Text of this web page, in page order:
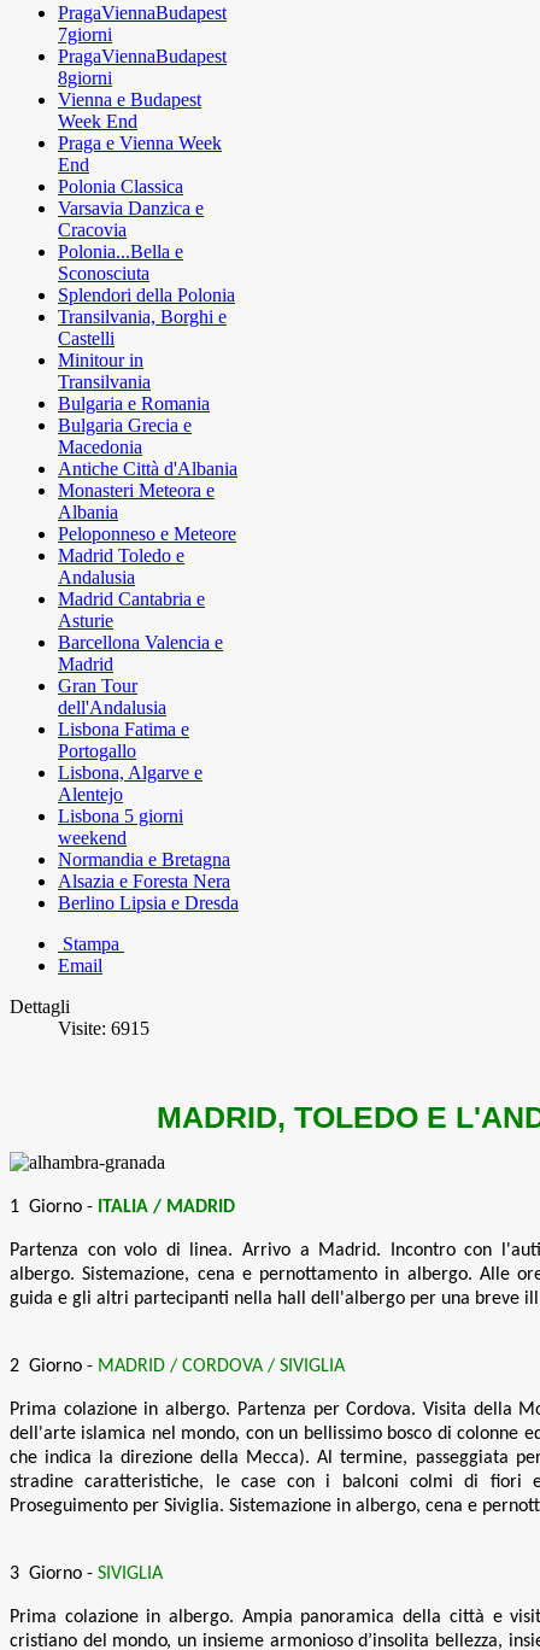
PragaViennaBudapest
7giorni
PragaViennaBudapest
8giorni
Vienna e Budapest
Week End
Praga e Vienna Week
End
Polonia Classica
Varsavia Danzica e
Cracovia
Polonia...Bella e
Sconosciuta
Splendori della Polonia
Transilvania, Borghi e
Castelli
Minitour in
Transilvania
Bulgaria e Romania
Bulgaria Grecia e
Macedonia
Antiche Città d'Albania
Monasteri Meteora e
Albania
Peloponneso e Meteore
Madrid Toledo e
Andalusia
Madrid Cantabria e
Asturie
Barcellona Valencia e
Madrid
Gran Tour
dell'Andalusia
Lisbona Fatima e
Portogallo
Lisbona, Algarve e
Alentejo
Lisbona 5 giorni
weekend
Normandia e Bretagna
Alsazia e Foresta Nera
Berlino Lipsia e Dresda
Stampa
Email
Dettagli
Visite: 6915
MADRID, TOLEDO E
1 Giorno - ITALIA / MADRID
Partenza con volo di linea. Arrivo a Madrid. Incontro con
albergo. Sistemazione, cena e pernottamento in albergo. Alle
guida e gli altri partecipanti nella hall dell'albergo per una breve
2 Giorno - MADRID / CORDOVA / SIVIGLIA
Prima colazione in albergo. Partenza per Cordova. Visita della
dell'arte islamica nel mondo, con un bellissimo bosco di colonne
che indica la direzione della Mecca). Al termine, passeggiata
stradine caratteristiche, le case con i balconi colmi di fiori
Proseguimento per Siviglia. Sistemazione in albergo, cena e
3 Giorno - SIVIGLIA
Prima colazione in albergo. Ampia panoramica della città e
cristiano del mondo, un insieme armonioso d’insolita bellezza,